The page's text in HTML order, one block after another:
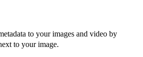
to your images and video by
to your image.